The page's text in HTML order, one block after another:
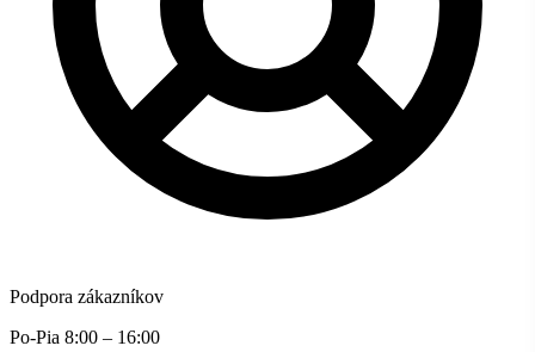
Podpora zákazníkov
Po-Pia 8:00 – 16:00